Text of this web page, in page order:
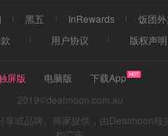
黑五 InRewards
饭团外
用户协议 版权声明
屏版 电脑版
下载App
2019©dealmoon.com.au
享或品牌、商家提供，由Dealmoon核